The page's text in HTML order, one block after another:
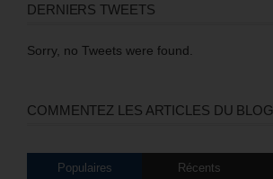
DERNIERS TWEETS
Sorry, no Tweets were found.
COMMENTEZ LES ARTICLES DU BLOG
Populaires Récents